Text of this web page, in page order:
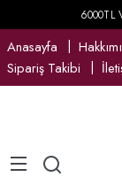
6000TL
Anasayfa
Sipariş Takibi